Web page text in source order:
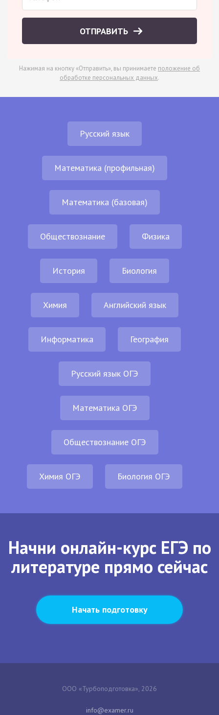
ОТПРАВИТЬ
Нажимая на кнопку «Отправить», вы принимаете положение об
обработке персональных данных.
Русский язык
Математика (профильная)
Математика (базовая)
Обществознание Физика
История Биология
Химия Английский язык
Информатика География
Русский язык ОГЭ
Математика ОГЭ
Обществознание ОГЭ
Химия ОГЭ Биология ОГЭ
Начни онлайн-курс ЕГЭ по
литературе прямо сейчас
Начать подготовку
ООО «Турбоподготовка», 2026